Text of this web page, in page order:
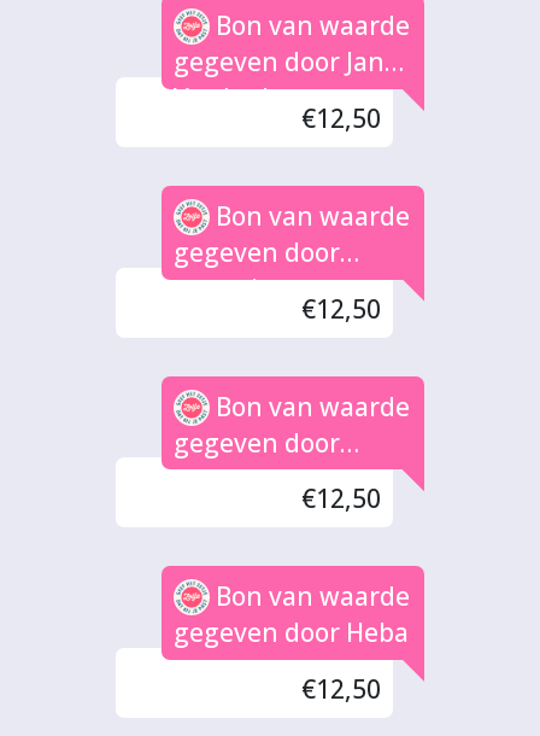
Bon van waarde
gegeven door Jan
Verdonk
€12,50
Bon van waarde
gegeven door
anaoniem
€12,50
Bon van waarde
gegeven door
Peeters
€12,50
Bon van waarde
gegeven door Heba
€12,50